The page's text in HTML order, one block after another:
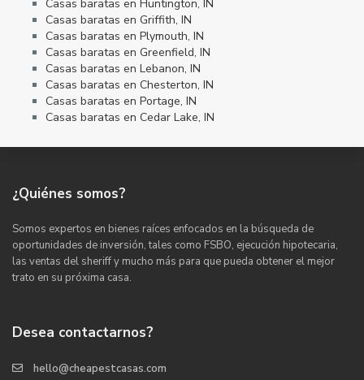
Casas baratas en Huntington, IN
Casas baratas en Griffith, IN
Casas baratas en Plymouth, IN
Casas baratas en Greenfield, IN
Casas baratas en Lebanon, IN
Casas baratas en Chesterton, IN
Casas baratas en Portage, IN
Casas baratas en Cedar Lake, IN
¿Quiénes somos?
Somos expertos en bienes raíces enfocados en la búsqueda de
oportunidades de inversión, tales como FSBO, ejecución hipotecaria,
las ventas del sheriff y mucho más para que pueda obtener el mejor
trato en su próxima casa.
Desea contactarnos?
hello@cheapestcasas.com